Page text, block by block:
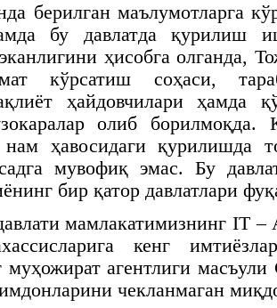
берилган маълумотларга
бу давлатда қурилиш
ҳисобга олганда,
кўрсатиш соҳаси,
ҳайдовчилари ҳамда
олиб борилмоқда.
ҳавосидаги қурилишда
мувофиқ эмас. Бу
бир қатор давлатлари
мамлакатимизнинг IT–
кенг
муҳожират агентлиги
чекланмаган